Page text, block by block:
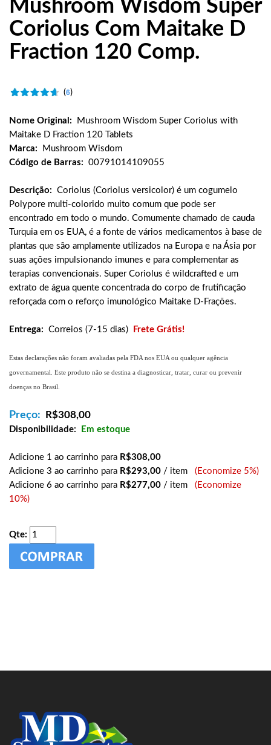
Mushroom Wisdom Super
Coriolus Com Maitake D
Fraction 120 Comp.
(6)
Nome Original:
Mushroom Wisdom Super Coriolus with
Maitake D Fraction 120 Tablets
Marca:
Mushroom Wisdom
Código de Barras: 00791014109055
Descrição: Coriolus (Coriolus versicolor) é um cogumelo
Polypore multi-colorido muito comum que pode ser
encontrado em todo o mundo. Comumente chamado de cauda
Turquia em os EUA, é a fonte de vários medicamentos à base de
plantas que são amplamente utilizados na Europa e na Ásia por
suas ações impulsionando imunes e para complementar as
terapias convencionais. Super Coriolus é wildcrafted e um
extrato de água quente concentrada do corpo de frutificação
reforçada com o reforço imunológico Maitake D-Frações.
Entrega: Correios (7-15 dias) Frete Grátis!
Estas declarações não foram avaliadas pela FDA nos EUA ou qualquer agência
governamental. Este produto não se destina a diagnosticar, tratar, curar ou prevenir
doenças no Brasil.
Preço: R$308,00
Disponibilidade: Em estoque
Adicione 1 ao carrinho para R$308,00
Adicione 3 ao carrinho para R$293,00 / item (Economize 5%)
Adicione 6 ao carrinho para R$277,00 / item (Economize
10%)
Qte: